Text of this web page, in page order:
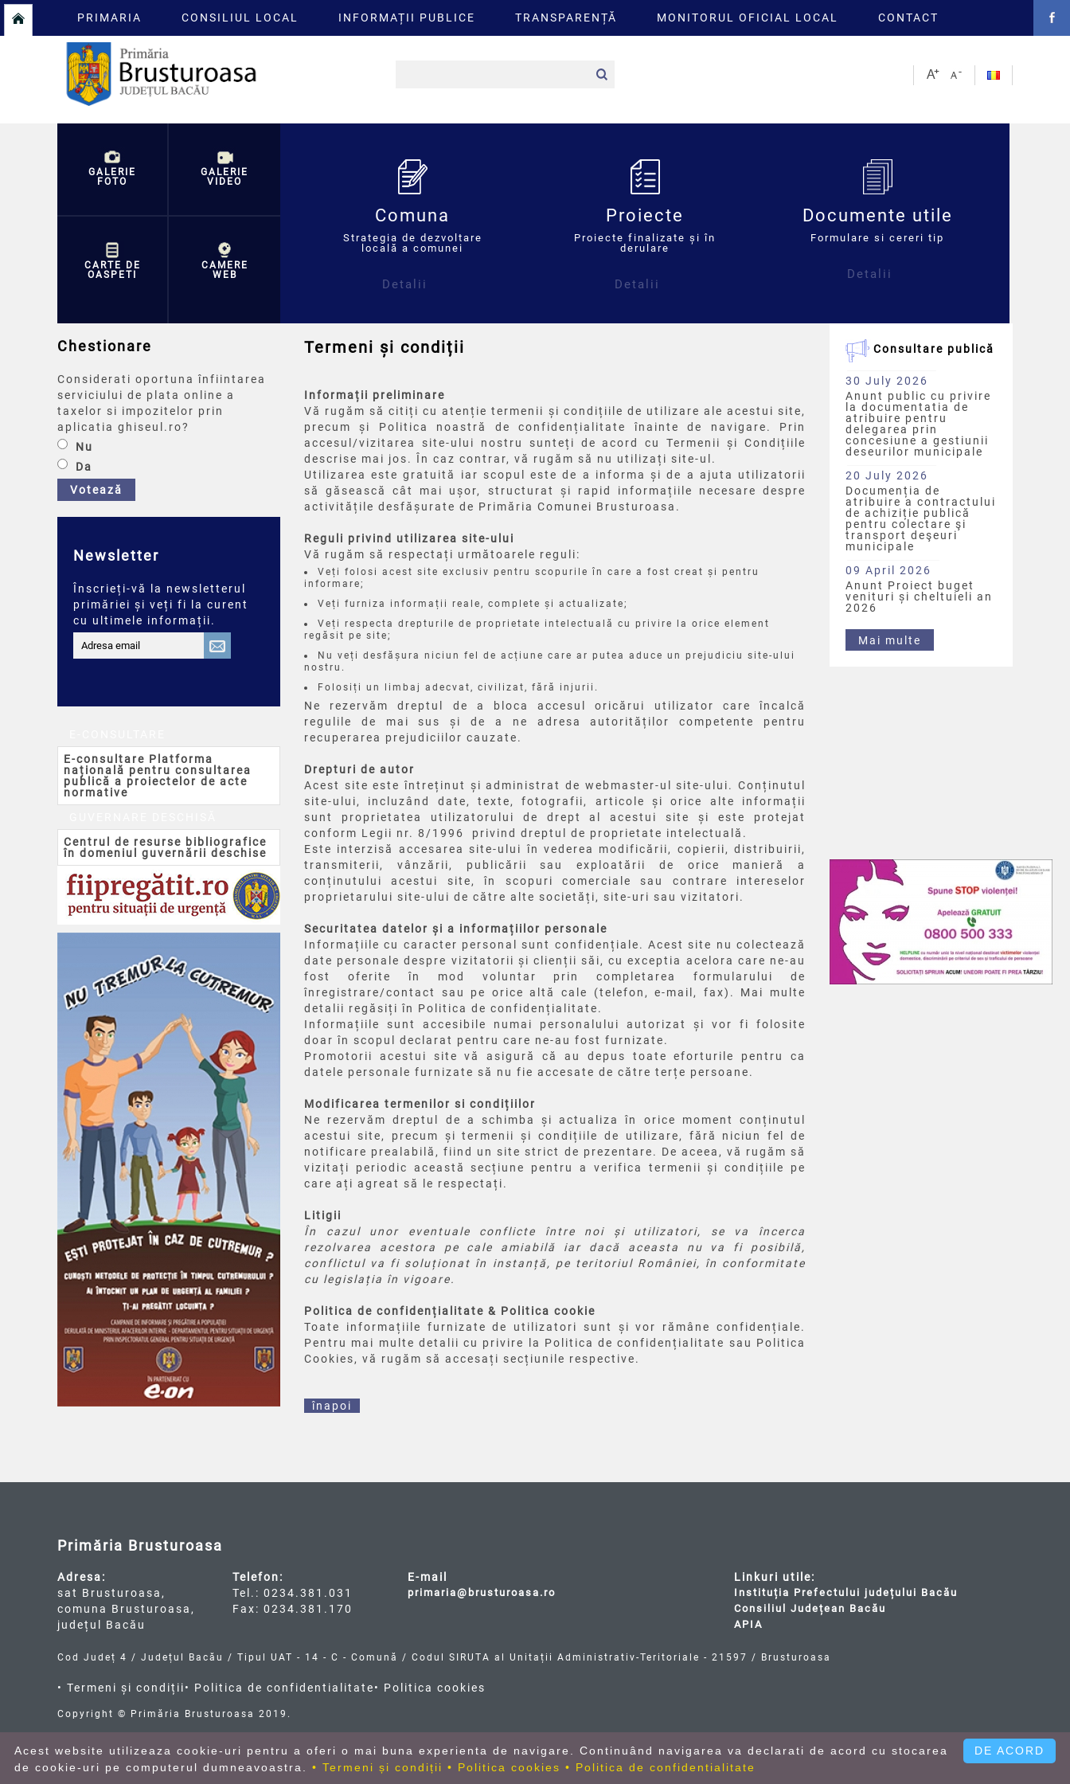
PRIMARIA CONSILIUL LOCAL INFORMAȚII PUBLICE TRANSPARENȚĂ MONITORUL OFICIAL LOCAL CONTACT
GALERIE
FOTO
GALERIE
VIDEO
CARTE DE
OASPETI
CAMERE
WEB
Comuna
Strategia de dezvoltare
locală a comunei
Detalii
Proiecte
Proiecte finalizate și în
derulare
Detalii
Documente utile
Formulare si cereri tip
Detalii
Termeni și condiții
Informații preliminare
Vă rugăm să citiți cu atenție termenii și condițiile de utilizare ale acestui site,
precum și Politica noastră de confidențialitate înainte de navigare. Prin
accesul/vizitarea site-ului nostru sunteți de acord cu Termenii și Condițiile
descrise mai jos. În caz contrar, vă rugăm să nu utilizați site-ul.
Utilizarea este gratuită iar scopul este de a informa și de a ajuta utilizatorii
să găsească cât mai ușor, structurat și rapid informațiile necesare despre
activitățile desfășurate de Primăria Comunei Brusturoasa.
Reguli privind utilizarea site-ului
Vă rugăm să respectați următoarele reguli:
Veți folosi acest site exclusiv pentru scopurile în care a fost creat și pentru
informare;
Veți furniza informații reale, complete și actualizate;
Veți respecta drepturile de proprietate intelectuală cu privire la orice element
regăsit pe site;
Nu veți desfășura niciun fel de acțiune care ar putea aduce un prejudiciu site-ului
nostru.
Folosiți un limbaj adecvat, civilizat, fără injurii.
Ne rezervăm dreptul de a bloca accesul oricărui utilizator care încalcă
regulile de mai sus și de a ne adresa autorităților competente pentru
recuperarea prejudiciilor cauzate.
Drepturi de autor
Acest site este întreținut și administrat de webmaster-ul site-ului.
Conținutul
site-ului, incluzând date, texte, fotografii, articole și orice alte informații
sunt proprietatea utilizatorului de drept al acestui site și este protejat
conform Legii nr. 8/1996
privind dreptul de proprietate intelectuală.
Este interzisă accesarea site-ului în vederea modificării, copierii, distribuirii,
transmiterii, vânzării, publicării sau exploatării de orice manieră a
conținutului acestui site, în scopuri comerciale sau contrare intereselor
proprietarului site-ului de către alte societăți, site-uri sau vizitatori.
Securitatea datelor și a informațiilor personale
Informațiile cu caracter personal sunt confidențiale. Acest site nu colectează
date personale despre vizitatorii și clienții săi, cu exceptia acelora care ne-au
fost oferite în mod voluntar prin completarea formularului de
înregistrare/contact sau pe orice altă cale (telefon, e-mail, fax).
Mai multe
detalii regăsiți în Politica de confidențialitate.
I nformații le sunt accesibile numai personalului autorizat și
vor fi folosite
doar în scopul declarat pentru care ne-au fost furnizate.
Promotorii acestui site vă asigură că au depus toate eforturile pentru ca
datele personale furnizate să nu fie accesate de către terțe persoane.
Modificarea termenilor si condițiilor
Ne rezervăm dreptul de a schimba și actualiza în orice moment conținutul
acestui site, precum și termenii și condițiile de utilizare, fără niciun fel de
notificare prealabilă, fiind un site strict de prezentare. De aceea, vă rugăm să
vizitați periodic această secțiune pentru a verifica termenii și condițiile pe
care ați agreat să le respectați.
Litigii
În cazul unor eventuale conflicte între noi și utilizatori, se va încerca
rezolvarea acestora pe cale amiabilă iar dacă aceasta nu va fi posibilă,
conflictul va fi soluționat în instanță, pe teritoriul României, în conformitate
cu legislația în vigoare.
Politica de confidențialitate & Politica cookie
Toate informațiile furnizate de utilizatori sunt și vor rămâne confidențiale.
Pentru mai multe detalii cu privire la Politica de confidențialitate sau Politica
Cookies, vă rugăm să accesați secțiunile respective.
înapoi
Consultare publică
30 July 2026
Anunt public cu privire
la documentatia de
atribuire pentru
delegarea prin
concesiune a gestiunii
deseurilor municipale
20 July 2026
Documenția de
atribuire a contractului
de achiziție publică
pentru colectare şi
transport deşeuri
municipale
09 April 2026
Anunt Proiect buget
venituri și cheltuieli an
2026
Mai multe
Chestionare
Considerati oportuna înfiintarea
serviciului de plata online a
taxelor si impozitelor prin
aplicatia ghiseul.ro?
Nu
Da
Votează
Newsletter
Înscrieți-vă la newsletterul
primăriei și veți fi la curent
cu ultimele informații.
E-consultare Platforma
națională pentru consultarea
publică a proiectelor de acte
normative
Centrul de resurse bibliografice
în domeniul guvernării deschise
Primăria Brusturoasa
Adresa:
sat Brusturoasa,
comuna Brusturoasa,
județul Bacău
Telefon:
Tel.: 0234.381.031
Fax: 0234.381.170
E-mail
primaria@brusturoasa.ro
Linkuri utile:
Instituția Prefectului județului Bacău
Consiliul Județean Bacău
APIA
Cod Județ 4 / Județul Bacău / Tipul UAT - 14 - C - Comună / Codul SIRUTA al Unitații Administrativ-Teritoriale - 21597 / Brusturoasa
• Termeni și condiții• Politica de confidentialitate• Politica cookies
Copyright © Primăria Brusturoasa 2019.
DE ACORD
Acest website utilizeaza cookie-uri pentru a oferi o mai buna experienta de navigare. Continuând navigarea va declarati de acord cu stocarea
de cookie-uri pe computerul dumneavoastra. • Termeni și condiții • Politica cookies • Politica de confidentialitate